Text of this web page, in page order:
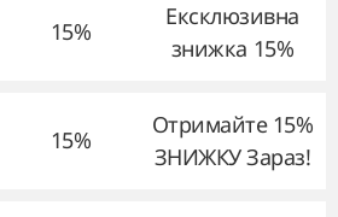
15%
Ексклюзивна
знижка 15%
15%
Отримайте 15%
ЗНИЖКУ Зараз!